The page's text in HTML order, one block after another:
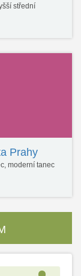
střední
Prahy
moderní tanec